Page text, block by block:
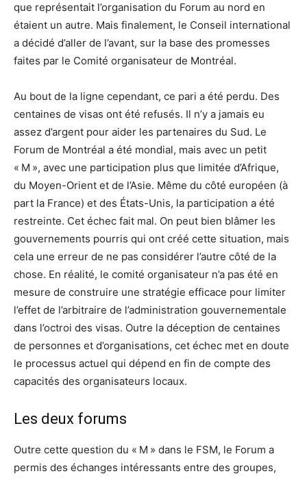
que représentait l’organisation du Forum au nord en
étaient un autre. Mais finalement, le Conseil international
a décidé d’aller de l’avant, sur la base des promesses
faites par le Comité organisateur de Montréal.
Au bout de la ligne cependant, ce pari a été perdu. Des
centaines de visas ont été refusés. Il n’y a jamais eu
assez d’argent pour aider les partenaires du Sud. Le
Forum de Montréal a été mondial, mais avec un petit
« M », avec une participation plus que limitée d’Afrique,
du Moyen-Orient et de l’Asie. Même du côté européen (à
part la France) et des États-Unis, la participation a été
restreinte. Cet échec fait mal. On peut bien blâmer les
gouvernements pourris qui ont créé cette situation, mais
cela une erreur de ne pas considérer l’autre côté de la
chose. En réalité, le comité organisateur n’a pas été en
mesure de construire une stratégie efficace pour limiter
l’effet de l’arbitraire de l’administration gouvernementale
dans l’octroi des visas. Outre la déception de centaines
de personnes et d’organisations, cet échec met en doute
le processus actuel qui dépend en fin de compte des
capacités des organisateurs locaux.
Les deux forums
Outre cette question du « M » dans le FSM, le Forum a
permis des échanges intéressants entre des groupes,